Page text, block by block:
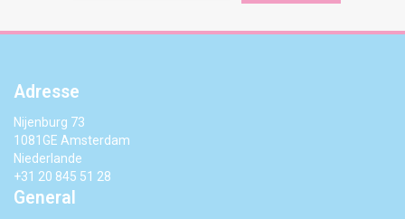
Adresse
Nijenburg 73
1081GE Amsterdam
Niederlande
+31 20 845 51 28
General